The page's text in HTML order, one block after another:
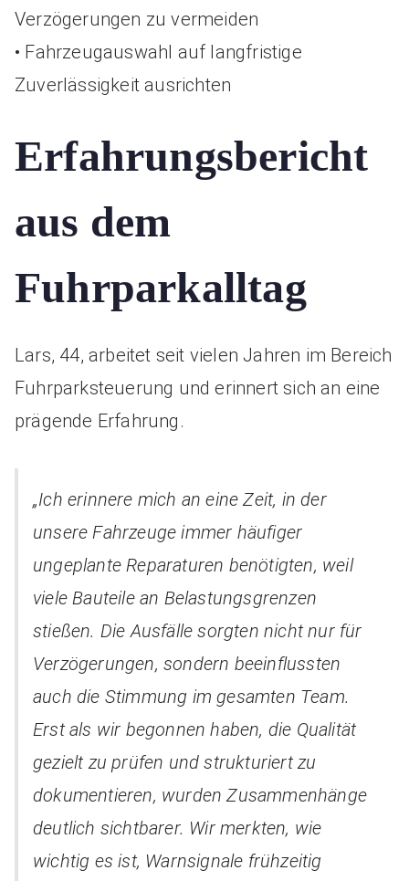
Verzögerungen zu vermeiden
• Fahrzeugauswahl auf langfristige
Zuverlässigkeit ausrichten
Erfahrungsbericht
aus dem
Fuhrparkalltag
Lars, 44, arbeitet seit vielen Jahren im Bereich
Fuhrparksteuerung und erinnert sich an eine
prägende Erfahrung.
„Ich erinnere mich an eine Zeit, in der
unsere Fahrzeuge immer häufiger
ungeplante Reparaturen benötigten, weil
viele Bauteile an Belastungsgrenzen
stießen. Die Ausfälle sorgten nicht nur für
Verzögerungen, sondern beeinflussten
auch die Stimmung im gesamten Team.
Erst als wir begonnen haben, die Qualität
gezielt zu prüfen und strukturiert zu
dokumentieren, wurden Zusammenhänge
deutlich sichtbarer. Wir merkten, wie
wichtig es ist, Warnsignale frühzeitig